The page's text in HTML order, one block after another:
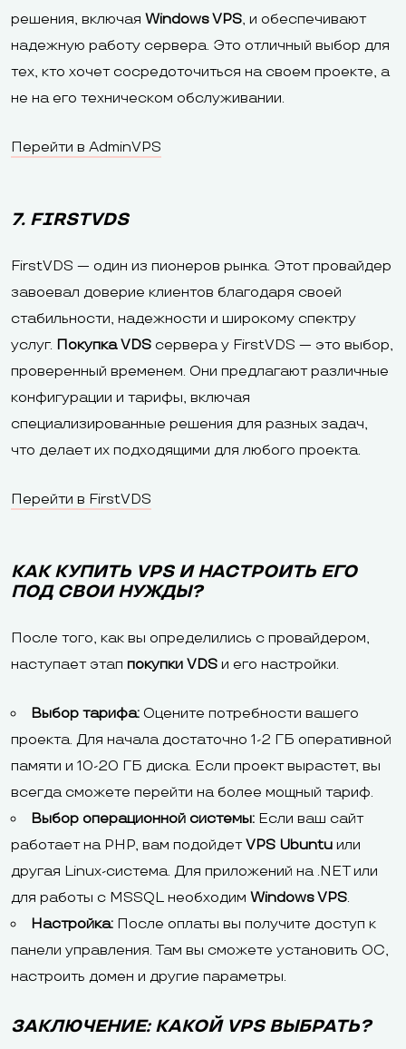
решения, включая Windows VPS, и обеспечивают
надежную работу сервера. Это отличный выбор для
тех, кто хочет сосредоточиться на своем проекте, а
не на его техническом обслуживании.
Перейти в AdminVPS
7. FIRSTVDS
FirstVDS — один из пионеров рынка. Этот провайдер
завоевал доверие клиентов благодаря своей
стабильности, надежности и широкому спектру
услуг. Покупка VDS сервера у FirstVDS — это выбор,
проверенный временем. Они предлагают различные
конфигурации и тарифы, включая
специализированные решения для разных задач,
что делает их подходящими для любого проекта.
Перейти в FirstVDS
КАК КУПИТЬ VPS И НАСТРОИТЬ ЕГО
ПОД СВОИ НУЖДЫ?
После того, как вы определились с провайдером,
наступает этап покупки VDS и его настройки.
Выбор тарифа: Оцените потребности вашего
проекта. Для начала достаточно 1-2 ГБ оперативной
памяти и 10-20 ГБ диска. Если проект вырастет, вы
всегда сможете перейти на более мощный тариф.
Выбор операционной системы: Если ваш сайт
работает на PHP, вам подойдетVPS Ubuntu или
другая Linux-система. Для приложений на .NET или
для работы с MSSQL необходим Windows VPS.
Настройка: После оплаты вы получите доступ к
панели управления. Там вы сможете установить ОС,
настроить домен и другие параметры.
ЗАКЛЮЧЕНИЕ: КАКОЙ VPS ВЫБРАТЬ?